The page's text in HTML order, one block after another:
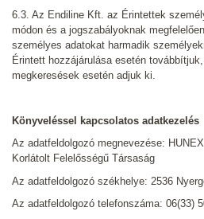
6.3. Az Endiline Kft. az Érintettek
módon és a jogszabályoknak
személyes adatokat harmadik
Érintett hozzájárulása esetén
megkeresések esetén adjuk ki.
Könyveléssel kapcsolatos adatkezelés
Az adatfeldolgozó megnevezése:
Korlátolt Felelősségű Társaság
Az adatfeldolgozó székhelye: 2536
Az adatfeldolgozó telefonszáma: 06(33)